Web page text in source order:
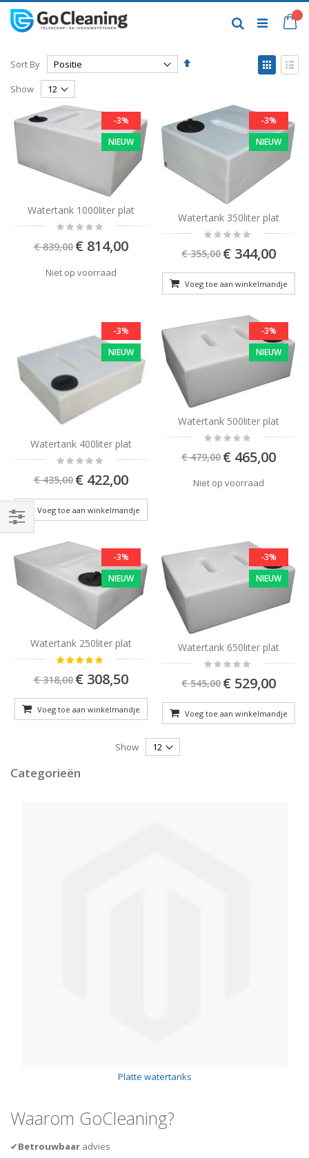
Skip
to
Content
Search
Sort By
Set
View
as
Show
-3%
NIEUW
Watertank 1000liter plat
Rating:
€ 839,00 Special
Price
€ 814,00
Niet op voorraad
-3%
NIEUW
Watertank 350liter plat
Rating:
0%
€ 355,00 Special
Price
€ 344,00
Voeg toe aan winkelmandje
-3%
NIEUW
Watertank 400liter plat
Rating:
0%
€ 435,00 Special
Price
€ 422,00
Voeg toe aan winkelmandje
-3%
NIEUW
Watertank 500liter plat
Rating:
0%
€ 479,00 Special
Price
€ 465,00
Niet op voorraad
-3%
NIEUW
Watertank 250liter plat
Rating:
€ 318,00 Special
Price
€ 308,50
Voeg toe aan winkelmandje
-3%
NIEUW
Watertank 650liter plat
Rating:
0%
€ 545,00 Special
Price
€ 529,00
Voeg toe aan winkelmandje
Show
Categorieën
Platte watertanks
Shop
By
Waarom GoCleaning?
✔Betrouwbaar advies